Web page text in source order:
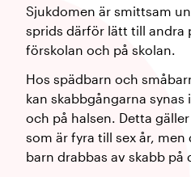
Sjukdomen är smittsam
sprids därför lätt till andra
förskolan och på skolan.
Hos spädbarn och
kan skabbgångarna
och på halsen. Detta
som är fyra till sex år,
barn drabbas av skabb på